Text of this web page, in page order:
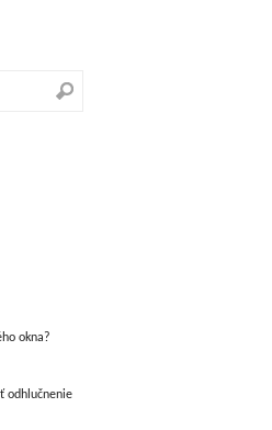
okna?
odhlučnenie